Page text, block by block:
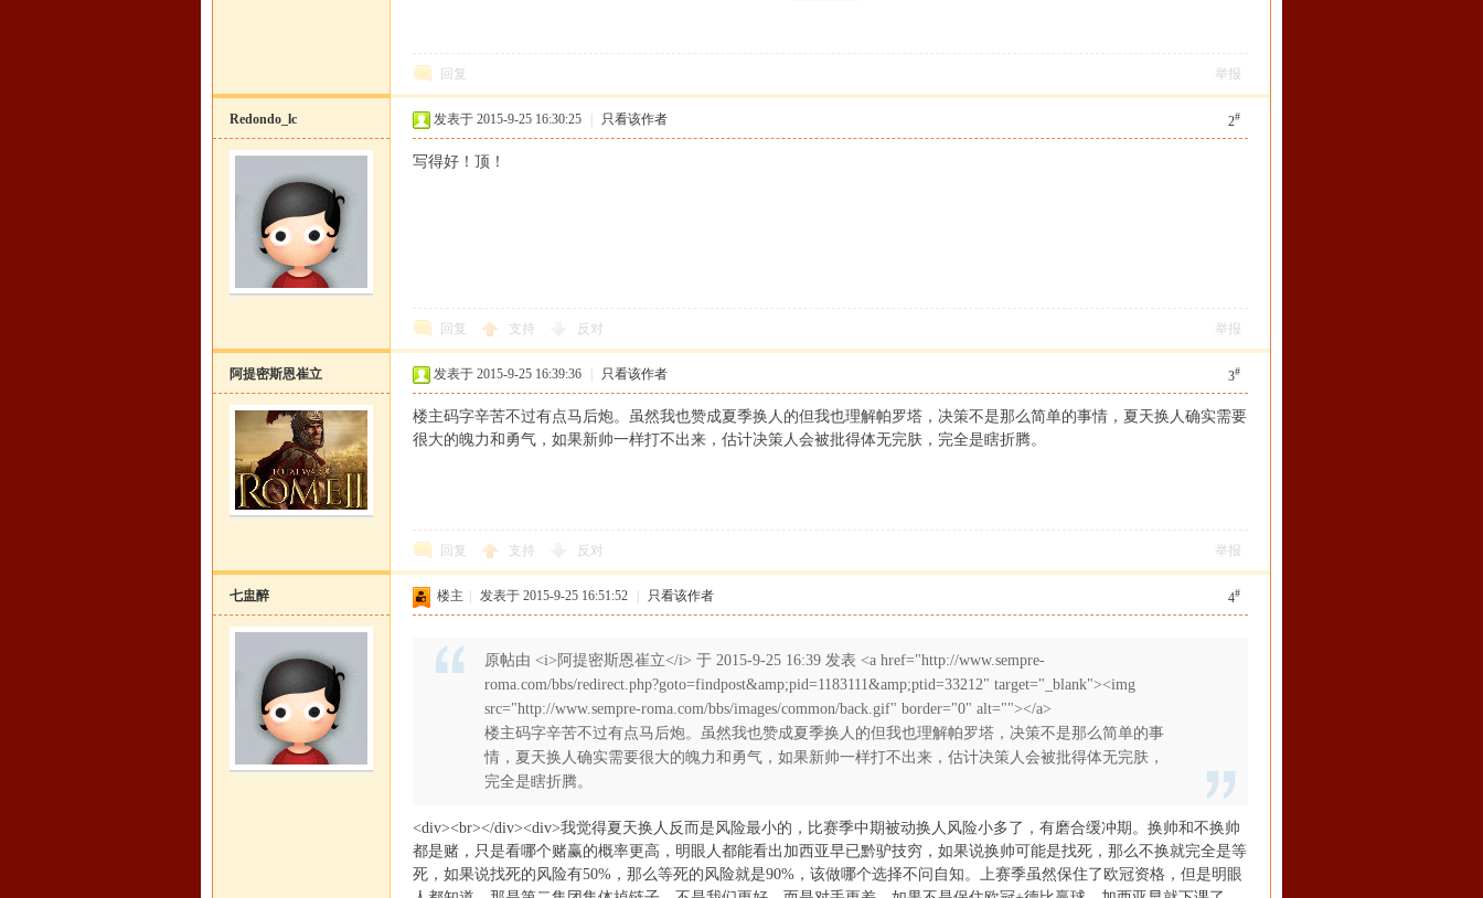
回复 举报
Redondo_lc 2#
发表于 2015-9-25 16:30:25 只看该作者
写得好！顶！
回复 支持 反对 举报
阿提密斯恩崔立 3#
发表于 2015-9-25 16:39:36 只看该作者
楼主码字辛苦不过有点马后炮。虽然我也赞成夏季换人的但我也理解帕罗塔，决策不是那么简单的事情，夏天换人确实需要
很大的魄力和勇气，如果新帅一样打不出来，估计决策人会被批得体无完肤，完全是瞎折腾。
回复 支持 反对 举报
七盅醉 4#
楼主 发表于 2015-9-25 16:51:52 只看该作者
原帖由 <i>阿提密斯恩崔立</i> 于 2015-9-25 16:39 发表 <a href="http://www.sempre-
roma.com/bbs/redirect.php?goto=findpost&amp;pid=1183111&amp;ptid=33212" target="_blank"><img
src="http://www.sempre-roma.com/bbs/images/common/back.gif" border="0" alt=""></a>
楼主码字辛苦不过有点马后炮。虽然我也赞成夏季换人的但我也理解帕罗塔，决策不是那么简单的事
情，夏天换人确实需要很大的魄力和勇气，如果新帅一样打不出来，估计决策人会被批得体无完肤，
完全是瞎折腾。
<div><br></div><div>我觉得夏天换人反而是风险最小的，比赛季中期被动换人风险小多了，有磨合缓冲期。换帅和不换帅
都是赌，只是看哪个赌赢的概率更高，明眼人都能看出加西亚早已黔驴技穷，如果说换帅可能是找死，那么不换就完全是等
死，如果说找死的风险有50%，那么等死的风险就是90%，该做哪个选择不问自知。上赛季虽然保住了欧冠资格，但是明眼